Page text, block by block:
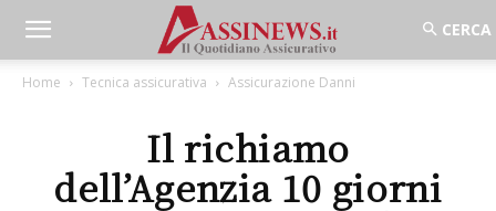
Home Tecnica assicurativa Assicurazione Danni
Il richiamo
dell’Agenzia 10 giorni